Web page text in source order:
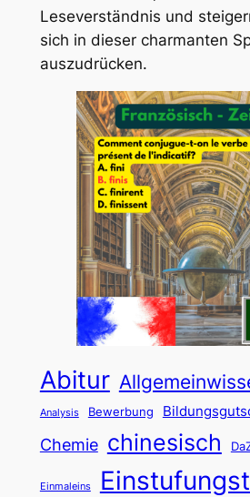
Leseverständnis und
sich in dieser charmanten
auszudrücken.
Abitur
Analysis Bewerbung
Chemie chinesisch
Einmaleins